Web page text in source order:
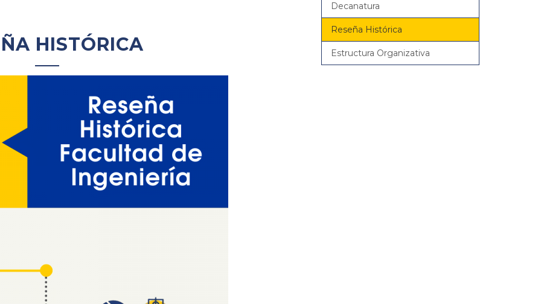
HISTÓRICA
Decanatura
Reseña Histórica
Estructura Organizativa